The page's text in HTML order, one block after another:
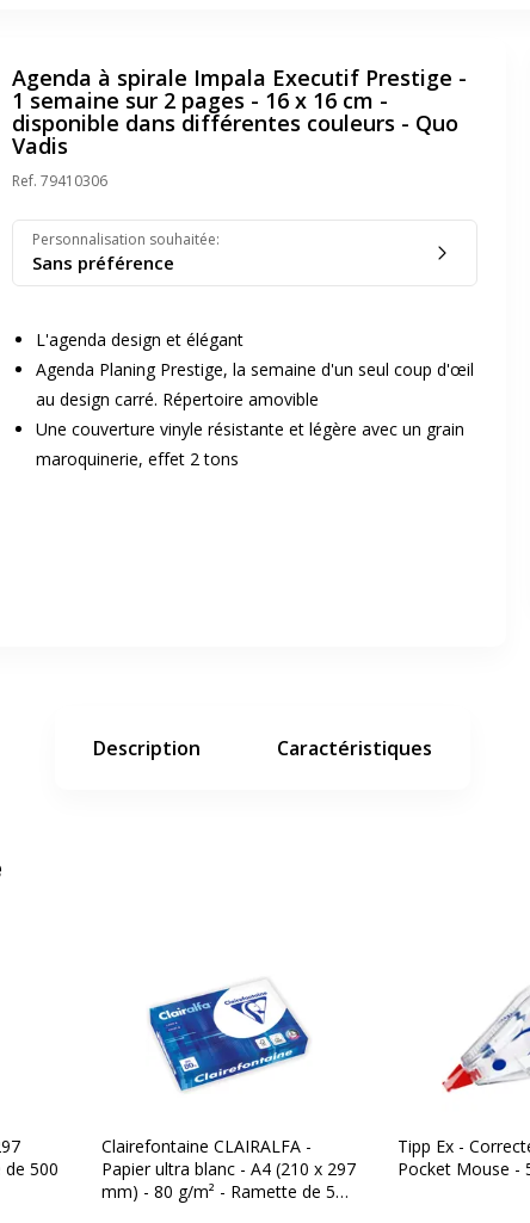
en plein écran
Agenda à spirale Impala Executif Prestige -
1 semaine sur 2 pages - 16 x 16 cm -
disponible dans différentes couleurs - Quo
Vadis
Ref. 79410306
Personnalisation souhaitée:
Sans préférence
L'agenda design et élégant
Agenda Planing Prestige, la semaine d'un seul coup d'œil
au design carré. Répertoire amovible
Une couverture vinyle résistante et légère avec un grain
maroquinerie, effet 2 tons
Description Caractéristiques
500
Clairefontaine CLAIRALFA -
Papier ultra blanc - A4 (210 x 297
mm) - 80 g/m² - Ramette de 500
Tipp Ex -
Pocket Mouse -